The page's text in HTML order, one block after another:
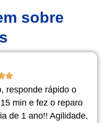
sobre
responde rápido o
min e fez o reparo
de 1 ano!! Agilidade,